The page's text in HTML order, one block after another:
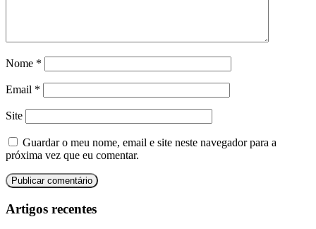
Nome *
Email *
Site
Guardar o meu nome, email e site neste navegador para a
próxima vez que eu comentar.
Artigos recentes